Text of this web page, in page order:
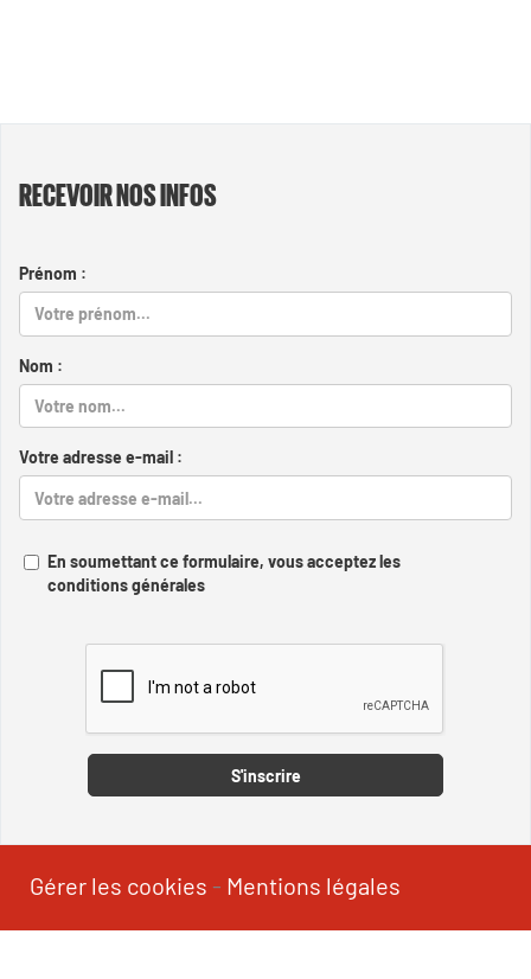
RECEVOIR NOS INFOS
Prénom :
Nom :
Votre adresse e-mail :
En soumettant ce formulaire, vous acceptez les
conditions générales
S'inscrire
Gérer les cookies - Mentions légales